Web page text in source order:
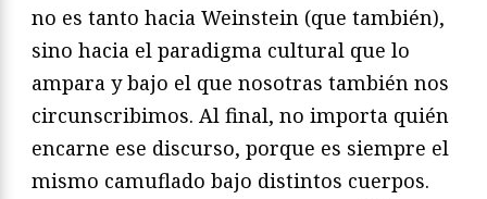
no es tanto hacia Weinstein (que también),
sino hacia el paradigma cultural que lo
ampara y bajo el que nosotras también nos
circunscribimos. Al final, no importa quién
encarne ese discurso, porque es siempre el
mismo camuflado bajo distintos cuerpos.